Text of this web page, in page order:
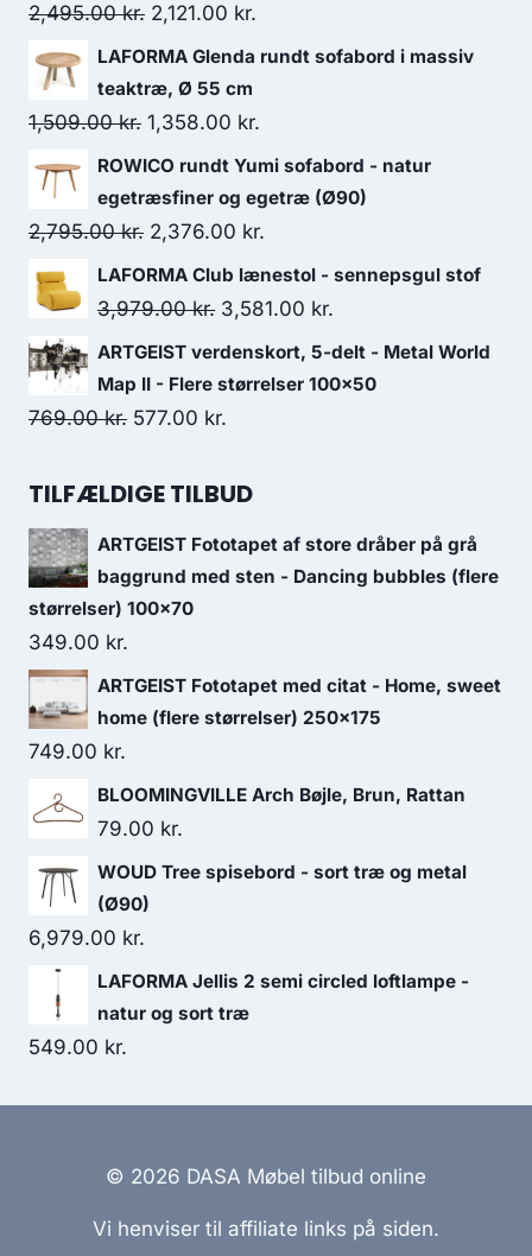
2,495.00kr. 2,121.00 kr.
LAFORMA Glenda rundt sofabord i massiv
teaktræ, Ø 55 cm
1,509.00kr. 1,358.00 kr.
ROWICO rundt Yumi sofabord - natur
egetræsfiner og egetræ (Ø90)
2,795.00kr. 2,376.00 kr.
LAFORMA Club lænestol - sennepsgul stof
3,979.00kr. 3,581.00 kr.
ARTGEIST verdenskort, 5-delt - Metal World
Map II - Flere størrelser 100x50
769.00kr. 577.00 kr.
TILFÆLDIGE TILBUD
ARTGEIST Fototapet af store dråber på grå
baggrund med sten - Dancing bubbles (flere
størrelser) 100x70
349.00 kr.
ARTGEIST Fototapet med citat - Home, sweet
home (flere størrelser) 250x175
749.00 kr.
BLOOMINGVILLE Arch Bøjle, Brun, Rattan
79.00 kr.
WOUD Tree spisebord - sort træ og metal
(Ø90)
6,979.00 kr.
LAFORMA Jellis 2 semi circled loftlampe -
natur og sort træ
549.00 kr.
© 2026 DASA Møbel tilbud online
Vi henviser til affiliate links på siden.